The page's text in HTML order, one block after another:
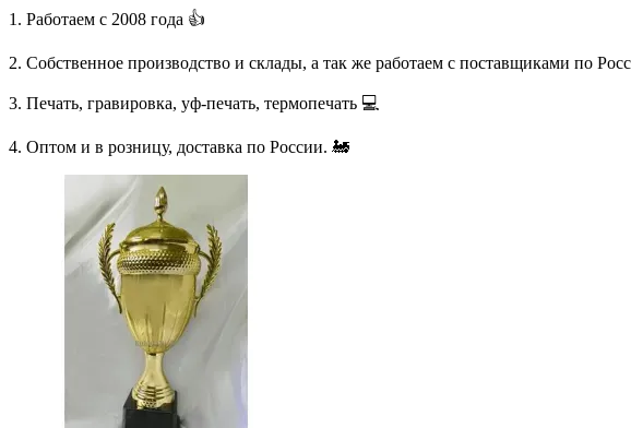
1. Работаем с 2008 года 👍
2. Собственное производство и склады, а так же работаем с поставщиками по
3. Печать, гравировка, уф-печать, термопечать 💻
4. Оптом и в розницу, доставка по России. 🚂